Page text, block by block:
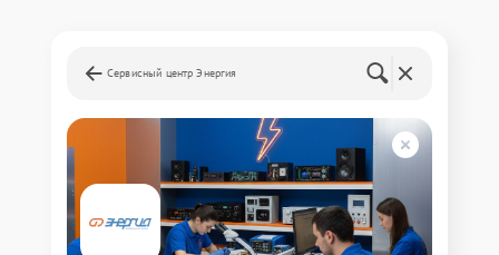
Сервисный центр Энергия